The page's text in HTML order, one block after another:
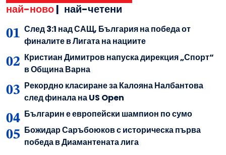
най-ново| най-четени
След 3:1 над САЩ, България на победа от
финалите в Лигата на нациите
Кристиан Димитров напуска дирекция „Спорт“
в Община Варна
Рекордно класиране за Калояна Налбантова
след финала на US Open
Българин е европейски шампион по сумо
Божидар Саръбоюков с историческа първа
победа в Диамантената лига